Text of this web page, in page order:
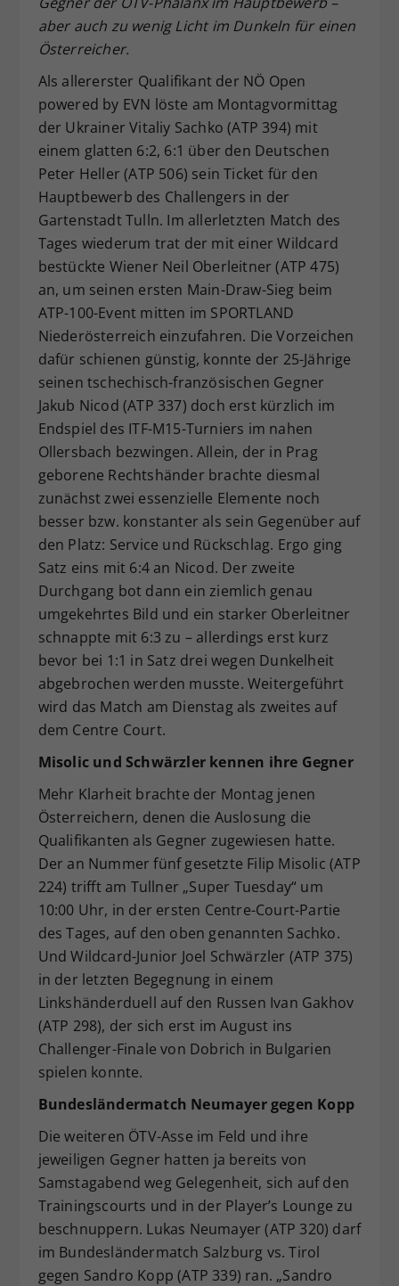
aber auch zu wenig Licht im Dunkeln für einen
Österreicher.
Als allererster Qualifikant der NÖ Open
powered by EVN löste am Montagvormittag
der Ukrainer Vitaliy Sachko (ATP 394) mit
einem glatten 6:2, 6:1 über den Deutschen
Peter Heller (ATP 506) sein Ticket für den
Hauptbewerb des Challengers in der
Gartenstadt Tulln. Im allerletzten Match des
Tages wiederum trat der mit einer Wildcard
bestückte Wiener Neil Oberleitner (ATP 475)
an, um seinen ersten Main-Draw-Sieg beim
ATP-100-Event mitten im SPORTLAND
Niederösterreich einzufahren. Die Vorzeichen
dafür schienen günstig, konnte der 25-Jährige
seinen tschechisch-französischen Gegner
Jakub Nicod (ATP 337) doch erst kürzlich im
Endspiel des ITF-M15-Turniers im nahen
Ollersbach bezwingen. Allein, der in Prag
geborene Rechtshänder brachte diesmal
zunächst zwei essenzielle Elemente noch
besser bzw. konstanter als sein Gegenüber auf
den Platz: Service und Rückschlag. Ergo ging
Satz eins mit 6:4 an Nicod. Der zweite
Durchgang bot dann ein ziemlich genau
umgekehrtes Bild und ein starker Oberleitner
schnappte mit 6:3 zu – allerdings erst kurz
bevor bei 1:1 in Satz drei wegen Dunkelheit
abgebrochen werden musste. Weitergeführt
wird das Match am Dienstag als zweites auf
dem Centre Court.
Misolic und Schwärzler kennen ihre Gegner
Mehr Klarheit brachte der Montag jenen
Österreichern, denen die Auslosung die
Qualifikanten als Gegner zugewiesen hatte.
Der an Nummer fünf gesetzte Filip Misolic (ATP
224) trifft am Tullner „Super Tuesday“ um
10:00 Uhr, in der ersten Centre-Court-Partie
des Tages, auf den oben genannten Sachko.
Und Wildcard-Junior Joel Schwärzler (ATP 375)
in der letzten Begegnung in einem
Linkshänderduell auf den Russen Ivan Gakhov
(ATP 298), der sich erst im August ins
Challenger-Finale von Dobrich in Bulgarien
spielen konnte.
Bundesländermatch Neumayer gegen Kopp
Die weiteren ÖTV-Asse im Feld und ihre
jeweiligen Gegner hatten ja bereits von
Samstagabend weg Gelegenheit, sich auf den
Trainingscourts und in der Player’s Lounge zu
beschnuppern. Lukas Neumayer (ATP 320) darf
im Bundesländermatch Salzburg vs. Tirol
gegen Sandro Kopp (ATP 339) ran. „Sandro
Zweck
Dieser Wert speichert Ihre Consent-
historische Speicherung Ihrer
vorgenommen Einstellungen, falls der
Webseiten-Betreiber dies eingestellt